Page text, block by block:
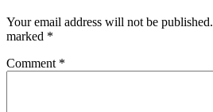
Your email address will not be published.
marked *
Comment *